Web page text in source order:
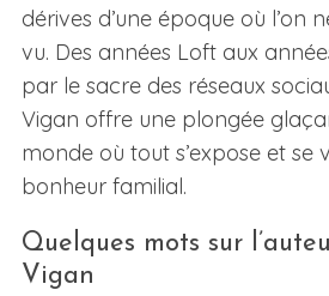
dérives d’une époque où l’on
vu. Des années Loft aux
par le sacre des réseaux
Vigan offre une plongée
monde où tout s’expose et se
bonheur familial.
Quelques mots sur
Vigan